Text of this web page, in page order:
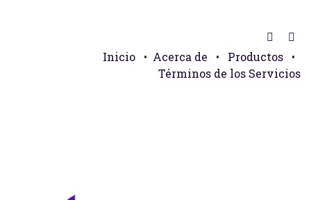
Inicio • Acerca de • Productos
•
Términos de los Servicios